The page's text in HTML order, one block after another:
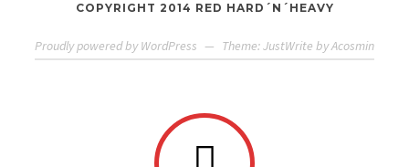
COPYRIGHT 2014 RED HARD´N´HEAVY
Proudly powered by WordPress — Theme: JustWrite byAcosmin